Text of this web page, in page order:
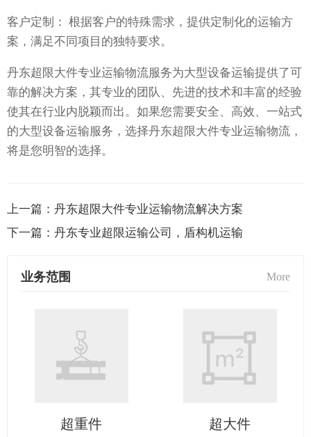
客户定制： 根据客户的特殊需求，提供定制化的运输方
案，满足不同项目的独特要求。
丹东超限大件专业运输物流服务为大型设备运输提供了可
靠的解决方案，其专业的团队、先进的技术和丰富的经验
使其在行业内脱颖而出。如果您需要安全、高效、一站式
的大型设备运输服务，选择丹东超限大件专业运输物流，
将是您明智的选择。
上一篇： 丹东超限大件专业运输物流解决方案
下一篇： 丹东专业超限运输公司，盾构机运输
业务范围 More
超重件 超大件